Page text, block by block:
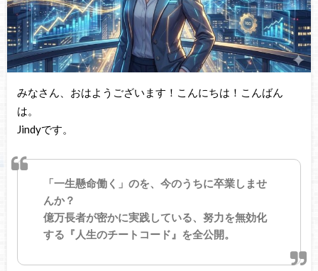
みなさん、おはようございます！こんにちは！こんばん
は。
Jindyです。
「一生懸命働く」のを、今のうちに卒業しませ
んか？
億万長者が密かに実践している、努力を無効化
する『人生のチートコード』を全公開。